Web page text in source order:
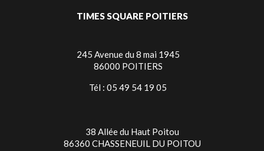
TIMES SQUARE POITIERS
245 Avenue du 8 mai 1945
86000 POITIERS
Tél : 05 49 54 19 05
38 Allée du Haut Poitou
86360 CHASSENEUIL DU POITOU